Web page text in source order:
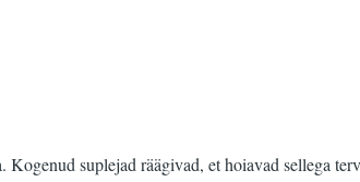
suplejad räägivad, et hoiavad sellega